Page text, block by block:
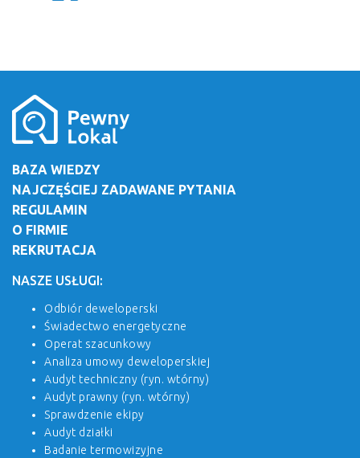
BAZA WIEDZY
NAJCZĘŚCIEJ ZADAWANE PYTANIA
REGULAMIN
O FIRMIE
REKRUTACJA
NASZE USŁUGI:
Odbiór deweloperski
Świadectwo energetyczne
Operat szacunkowy
Analiza umowy deweloperskiej
Audyt techniczny (ryn. wtórny)
Audyt prawny (ryn. wtórny)
Sprawdzenie ekipy
Audyt działki
Badanie termowizyjne